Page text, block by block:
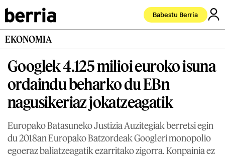
Babestu Berria
EKONOMIA
Googlek 4.125 milioi euroko isuna
ordaindu beharko du EBn
nagusikeriaz jokatzeagatik
Europako Batasuneko Justizia Auzitegiak berretsi egin
du 2018an Europako Batzordeak Googleri monopolio
egoeraz baliatzeagatik ezarritako zigorra. Konpainia ez